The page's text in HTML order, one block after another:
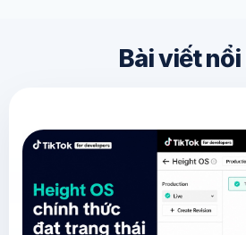
Bài viết